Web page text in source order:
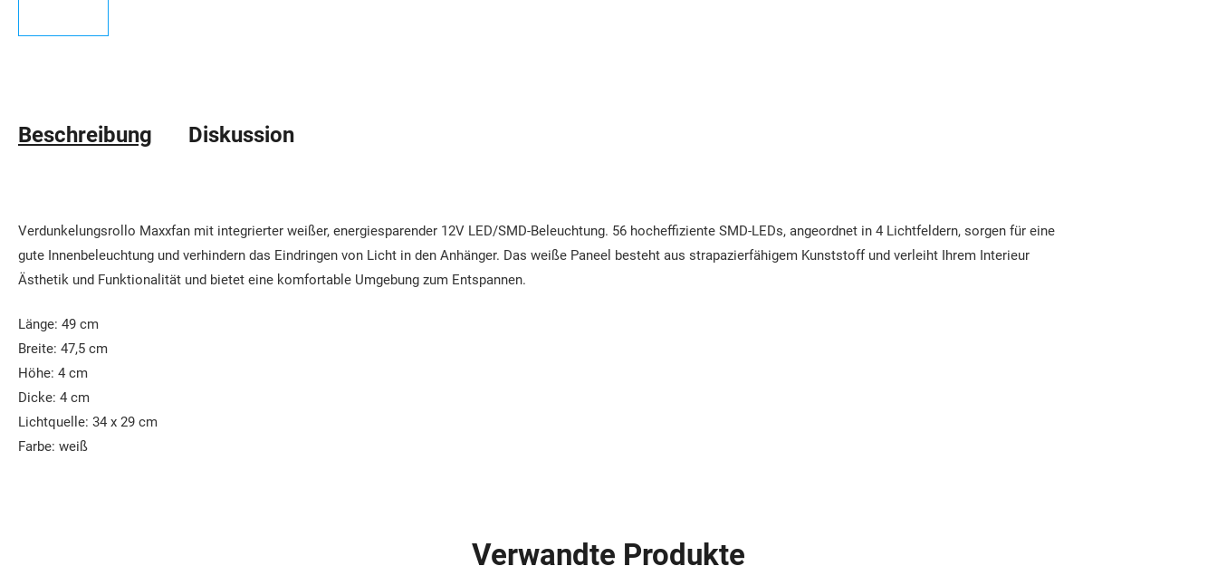
Beschreibung Diskussion
Verdunkelungsrollo Maxxfan mit integrierter weißer, energiesparender 12V LED/SMD-Beleuchtung. 56 hocheffiziente SMD-LEDs, angeordnet in 4 Lichtfeldern, sorgen für eine
gute Innenbeleuchtung und verhindern das Eindringen von Licht in den Anhänger. Das weiße Paneel besteht aus strapazierfähigem Kunststoff und verleiht Ihrem Interieur
Ästhetik und Funktionalität und bietet eine komfortable Umgebung zum Entspannen.
Länge: 49 cm
Breite: 47,5 cm
Höhe: 4 cm
Dicke: 4 cm
Lichtquelle: 34 x 29 cm
Farbe: weiß
Verwandte Produkte